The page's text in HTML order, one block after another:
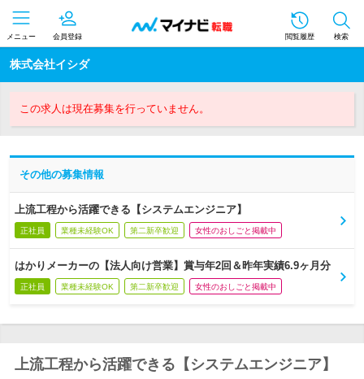
メニュー 会員登録 閲覧履歴 検索
株式会社イシダ
この求人は現在募集を行っていません。
その他の募集情報
上流工程から活躍できる【システムエンジニア】
正社員 業種未経験OK 第二新卒歓迎 女性のおしごと掲載中
はかりメーカーの【法人向け営業】賞与年2回＆昨年実績6.9ヶ月分
正社員 業種未経験OK 第二新卒歓迎 女性のおしごと掲載中
上流工程から活躍できる【システムエンジニア】